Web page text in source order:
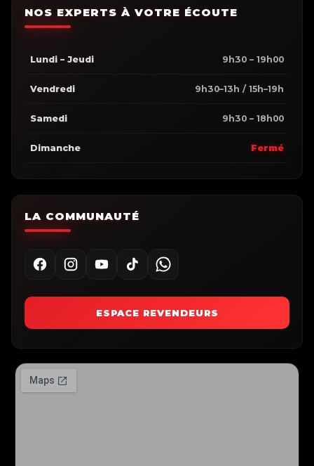
NOS EXPERTS À VOTRE ÉCOUTE
Lundi – Jeudi 9h30 – 19h00
Vendredi 9h30–13h / 15h–19h
Samedi 9h30 – 18h00
Dimanche Fermé
LA COMMUNAUTÉ
ESPACE REVENDEURS